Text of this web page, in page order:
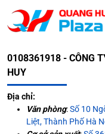
0108361918 - CÔNG
HUY
Địa chỉ:
Văn phòng:Số 10
Liệt, Thành Phố Hà